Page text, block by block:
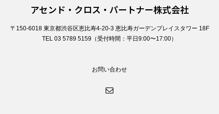
アセンド・クロス・パートナー株式会社
〒150-6018 東京都渋谷区恵比寿4-20-3 恵比寿ガーデンプレイスタワー 18F
TEL 03 5789 5159（受付時間：平日9:00〜17:00）
お問い合わせ